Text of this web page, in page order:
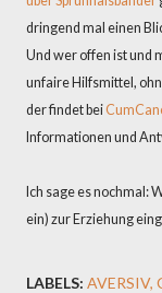
dringend mal einen
Und wer offen ist und
unfaire Hilfsmittel,
der findet bei
Informationen und
Ich sage es nochmal:
ein) zur Erziehung
LABELS: AVERSIV